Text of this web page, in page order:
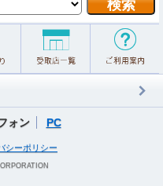
ォン PC
シーポリシー